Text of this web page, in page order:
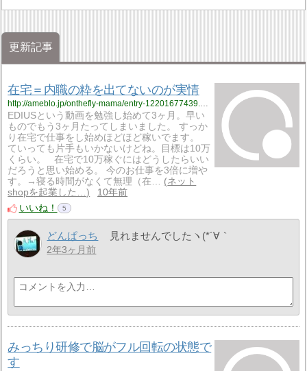
更新記事
在宅＝内職の粋を出てないのが実情
EDIUSという動画を勉強し始めて3ヶ月。早い
ものでもう3ヶ月たってしまいました。 すっか
り在宅で仕事をし始めほどほど稼いでます。
ていっても片手もいかないけどね。目標は10万
くらい。 在宅で10万稼ぐにはどうしたらいい
だろうと思い始める。 今のお仕事を3倍に増や
す。→寝る時間がなくて無理（在…
ネット
shopを起業した…
10年前
いいね！
5
どんぱっち 見れませんでしたヽ(*´∀｀
2年3ヶ月前
みっちり研修で脳がフル回転の状態で
す